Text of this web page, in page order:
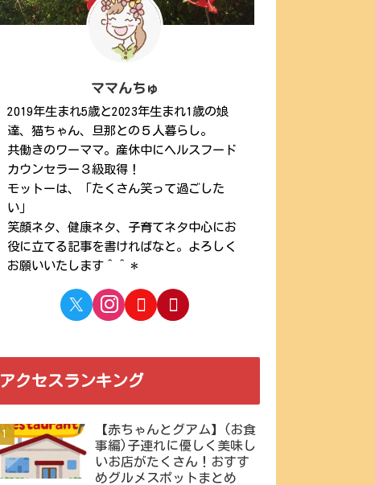
ママんちゅ
2019年生まれ5歳と2023年生まれ1歳の娘
達、猫ちゃん、旦那との５人暮らし。
共働きのワーママ。産休中にヘルスフード
カウンセラー３級取得！
モットーは、「たくさん笑って過ごした
い」
笑顔ネタ、健康ネタ、子育てネタ中心にお
役に立てる記事を書ければなと。よろしく
お願いいたします＾＾＊
アクセスランキング
【赤ちゃんとグアム】(お食
事編)子連れに優しく美味し
いお店がたくさん！おすす
めグルメスポットまとめ